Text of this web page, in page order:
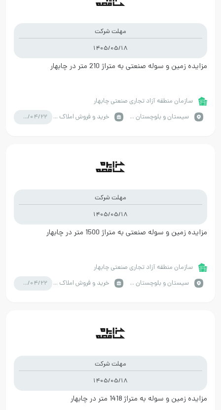
مهلت شرکت
1405/05/18
مزایده زمین و سوله صنعتی به متراژ 210 متر در چابهار
سازمان منطقه آزاد تجاری صنعتی چابهار
سيستان و بلوچستان / چابهار
خرید و فروش املاک صنعتی 1405/04/22
مهلت شرکت
1405/05/18
مزایده زمین و سوله صنعتی به متراژ 1500 متر در چابهار
سازمان منطقه آزاد تجاری صنعتی چابهار
سيستان و بلوچستان / چابهار
خرید و فروش املاک صنعتی 1405/04/22
مهلت شرکت
1405/05/18
مزایده زمین و سوله به متراژ 1418 متر در چابهار